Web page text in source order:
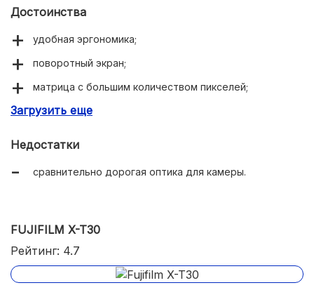
Достоинства
удобная эргономика;
поворотный экран;
матрица с большим количеством пикселей;
высокая скорость серийной съёмки;
Загрузить еще
Недостатки
сравнительно дорогая оптика для камеры.
FUJIFILM X-T30
Рейтинг: 4.7